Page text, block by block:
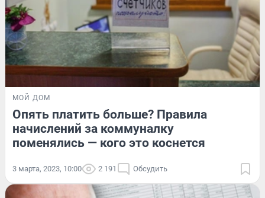
МОЙ ДОМ
Опять платить больше? Правила
начислений за коммуналку
поменялись — кого это коснется
3 марта, 2023, 10:00 2 191 Обсудить